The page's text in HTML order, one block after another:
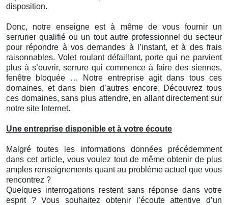
disposition.
Donc, notre enseigne est à même de vous fournir un
serrurier qualifié ou un tout autre professionnel du secteur
pour répondre à vos demandes à l’instant, et à des frais
raisonnables. Volet roulant défaillant, porte qui ne parvient
plus à s’ouvrir, serrure qui commence à faire des siennes,
fenêtre bloquée … Notre entreprise agit dans tous ces
domaines, et dans bien d’autres encore. Découvrez tous
ces domaines, sans plus attendre, en allant directement sur
notre site Internet.
Une entreprise disponible et à votre écoute
Malgré toutes les informations données précédemment
dans cet article, vous voulez tout de même obtenir de plus
amples renseignements quant au problème actuel que vous
rencontrez ?
Quelques interrogations restent sans réponse dans votre
esprit ? Vous souhaitez obtenir l’écoute attentive d’un